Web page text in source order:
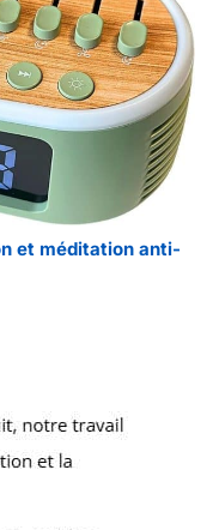
et méditation anti-